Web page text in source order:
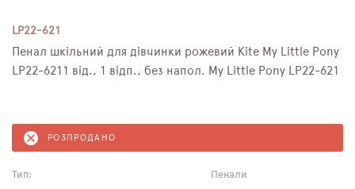
LP22-621
Пенал шкільний для дівчинки рожевий Kite My Little Pony
LP22-6211 від., 1 відп., без напол. My Little Pony LP22-621
РОЗПРОДАНО
Тип:
Пенали